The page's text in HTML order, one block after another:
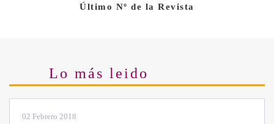
Último Nº de la Revista
Lo más leido
28 Enero 2019